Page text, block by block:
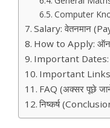
Computer
Salary: वेतनमान
How to Apply:
Important Dates:
Important
FAQ (अक्सर पूछे
निष्कर्ष